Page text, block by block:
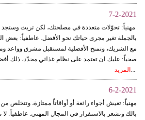
7-2-2021
مهنياً: تحوّلات متعددة في مصلحتك، لكن تريث
بالجملة تغير مجرى حياتك نحو الأفضل. عاطفياً: بعض
مع الشريك، وتمنح الأفضلية لمستقبل مشرق وواعد
صحياً: عليك ان تعتمد على نظام غذائي محدّد، ذلك
... المزيد
6-2-2021
مهنياً: تعيش أجواء رائعة أو أواقاتاً ممتازة، وتتخلص
بالك وتشعر بالاستقرار في المجال المهني. عاطفياً: